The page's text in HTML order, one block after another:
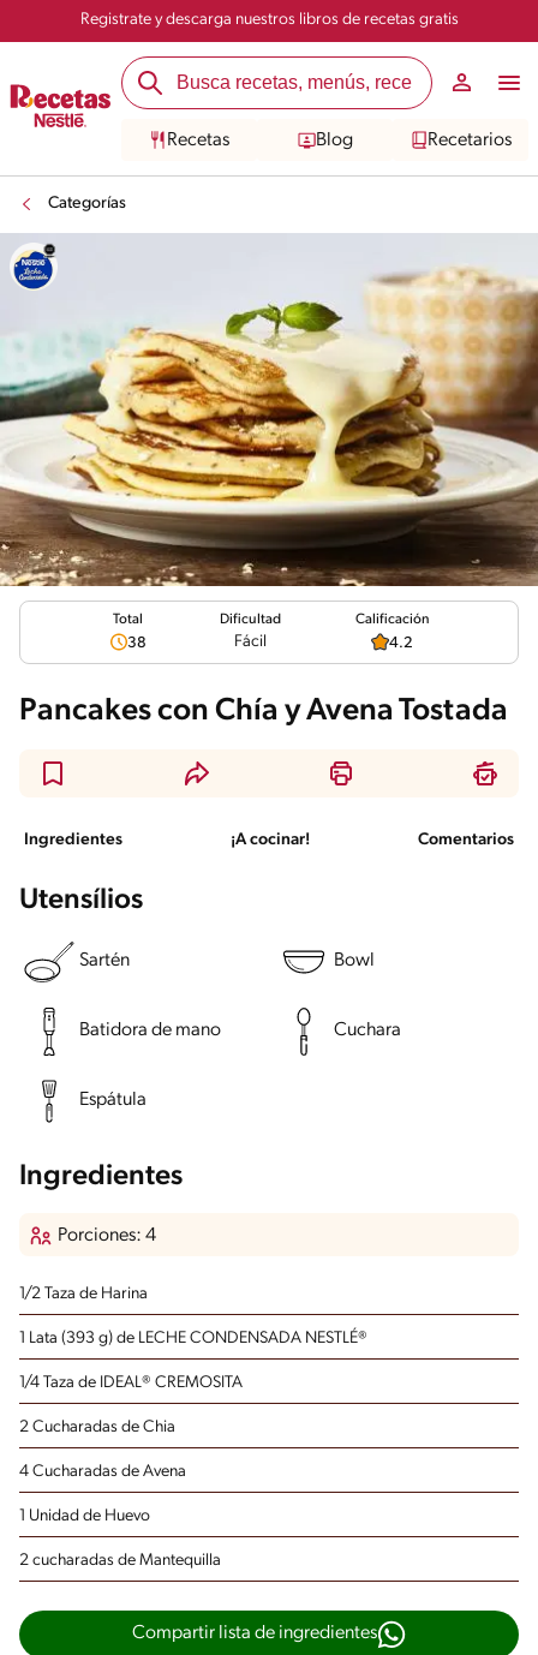
Registrate y descarga nuestros libros de recetas gratis
Recetas Blog Recetarios
Categorías
Total
38
Dificultad
Fácil
Calificación
4.2
Pancakes con Chía y Avena Tostada
Ingredientes ¡A cocinar! Comentarios
Utensílios
Sartén Bowl
Batidora de mano Cuchara
Espátula
Ingredientes
Porciones: 4
1/2 Taza de Harina
1 Lata (393 g) de LECHE CONDENSADA NESTLÉ®
1/4 Taza de IDEAL® CREMOSITA
2 Cucharadas de Chia
4 Cucharadas de Avena
1 Unidad de Huevo
2 cucharadas de Mantequilla
Compartir lista de ingredientes